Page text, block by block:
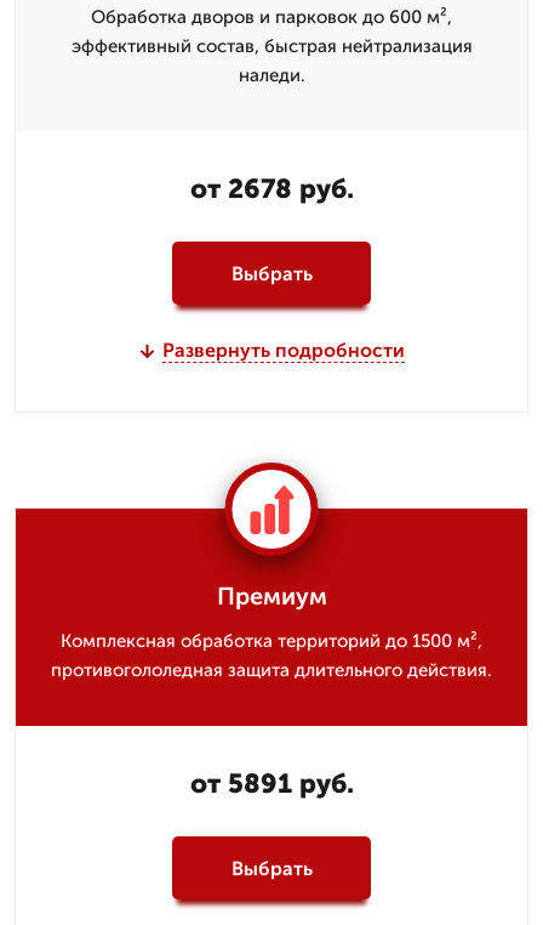
Обработка дворов и парковок до 600 м²,
эффективный состав, быстрая нейтрализация
наледи.
от 2678 руб.
Выбрать
Развернуть подробности
Премиум
Комплексная обработка территорий до 1500 м²,
противогололедная защита длительного действия.
от 5891 руб.
Выбрать